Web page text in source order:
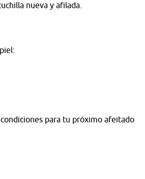
nueva y afilada.
para tu próximo afeitado